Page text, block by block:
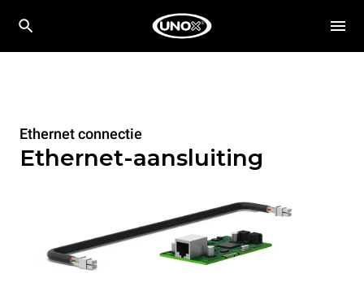
Ethernet connectie
Ethernet-aansluiting